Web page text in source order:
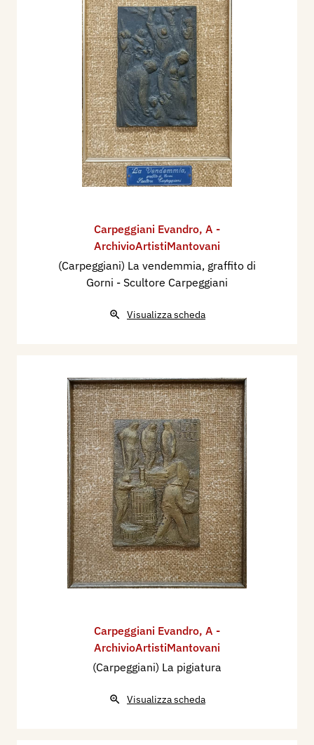
Carpeggiani Evandro, A -
ArchivioArtistiMantovani
(Carpeggiani) La vendemmia, graffito di
Gorni - Scultore Carpeggiani
Visualizza scheda
Carpeggiani Evandro, A -
ArchivioArtistiMantovani
(Carpeggiani) La pigiatura
Visualizza scheda